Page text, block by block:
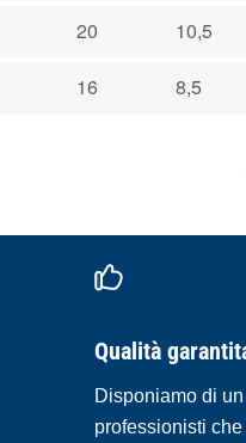
20 10,5
16 8,5
Qualità
Disponiamo di
professionisti che